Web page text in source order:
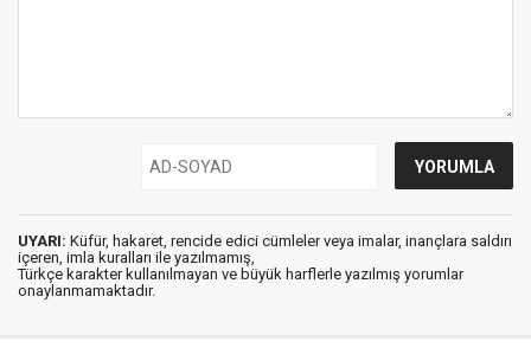
UYARI: Küfür, hakaret, rencide edici cümleler veya imalar, inançlara saldırı
içeren, imla kuralları ile yazılmamış,
Türkçe karakter kullanılmayan ve büyük harflerle yazılmış yorumlar
onaylanmamaktadır.